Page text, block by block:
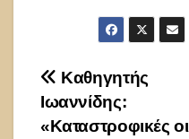
Πλοήγηση
άρθρων
Καθηγητής
Ιωαννίδης:
«Καταστροφικές οι